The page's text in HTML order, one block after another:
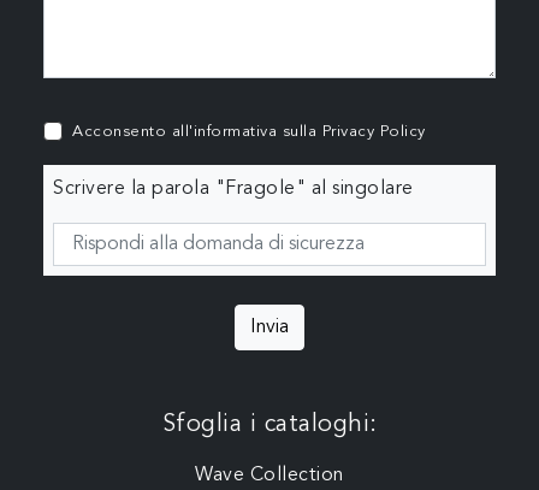
Acconsento all'informativa sulla Privacy Policy
Scrivere la parola "Fragole" al singolare
Invia
Sfoglia i cataloghi:
Wave Collection